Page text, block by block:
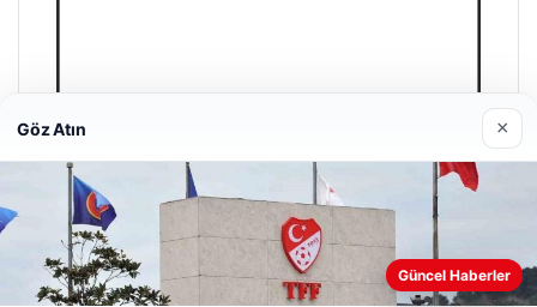
Enes Kaplan Avukatlık Bürosu
28/04/2026
Web sitemizi nasıl kullandığınızı daha iyi anlayabilmek,
deneyiminizi kişiselleştirmek ve geliştirmek amacıyla çerezler
Göz Atın ×
Güncel Haberler